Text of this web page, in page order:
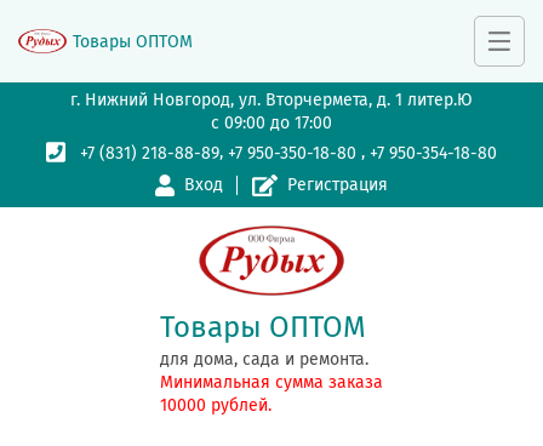
г. Нижний Новгород, ул. Вторчермета, д. 1 литер.Ю
с 09:00 до 17:00
+7 (831) 218-88-89,+7 950-350-18-80 ,+7 950-354-18-80
Вход
Регистрация
Товары ОПТОМ
для дома, сада и ремонта.
Минимальная сумма заказа
10000 рублей.
Товары ОПТОМ